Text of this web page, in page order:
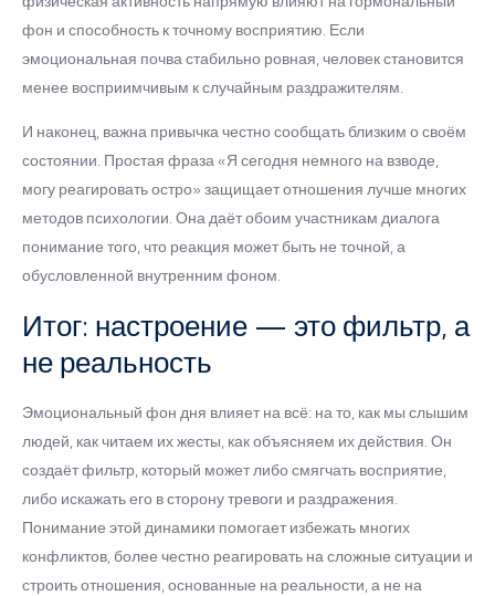
фон и способность к точному восприятию. Если
эмоциональная почва стабильно ровная, человек становится
менее восприимчивым к случайным раздражителям.
И наконец, важна привычка честно сообщать близким о своём
состоянии. Простая фраза «Я сегодня немного на взводе,
могу реагировать остро» защищает отношения лучше многих
методов психологии. Она даёт обоим участникам диалога
понимание того, что реакция может быть не точной, а
обусловленной внутренним фоном.
Итог: настроение — это фильтр, а
не реальность
Эмоциональный фон дня влияет на всё: на то, как мы слышим
людей, как читаем их жесты, как объясняем их действия. Он
создаёт фильтр, который может либо смягчать восприятие,
либо искажать его в сторону тревоги и раздражения.
Понимание этой динамики помогает избежать многих
конфликтов, более честно реагировать на сложные ситуации и
строить отношения, основанные на реальности, а не на